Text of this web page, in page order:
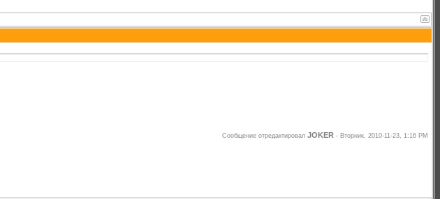
Сообщение отредактировал JOKER - Вторник, 2010-11-23, 1:16 PM